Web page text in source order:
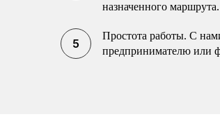
назначенного маршрута.
Простота работы. С
предпринимателю или